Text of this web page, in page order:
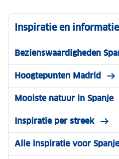
Inspiratie en
Bezienswaardigheden
Hoogtepunten Madrid
Mooiste natuur in Spanje
Inspiratie per streek
Alle inspiratie voor Spanje